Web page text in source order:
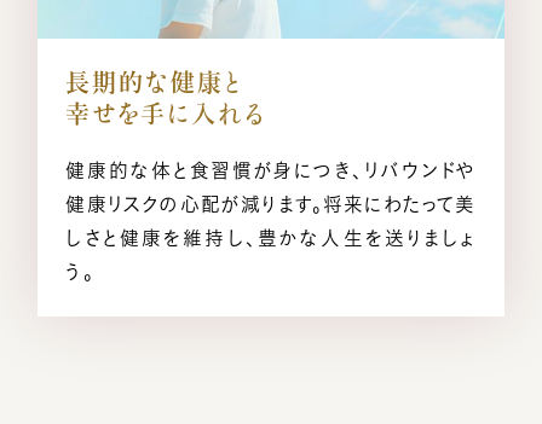
長期的な健康と
幸せを手に入れる
健康的な体と食習慣が身につき、リバウンドや
健康リスクの心配が減ります。将来にわたって美
しさと健康を維持し、豊かな人生を送りましょ
う。